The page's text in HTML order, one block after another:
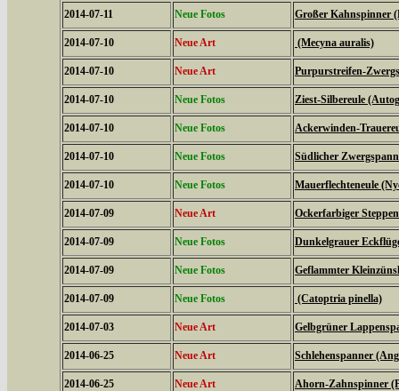
2014-07-11 Neue Fotos Großer Kahnspinner
2014-07-10 Neue Art (Mecyna auralis)
2014-07-10 Neue Art Purpurstreifen-
2014-07-10 Neue Fotos Ziest-Silbereule
2014-07-10 Neue Fotos Ackerwinden-
2014-07-10 Neue Fotos Südlicher
2014-07-10 Neue Fotos Mauerflechteneule
2014-07-09 Neue Art Ockerfarbiger
2014-07-09 Neue Fotos Dunkelgrauer
2014-07-09 Neue Fotos Geflammter
2014-07-09 Neue Fotos (Catoptria pinella)
2014-07-03 Neue Art Gelbgrüner
2014-06-25 Neue Art Schlehenspanner
2014-06-25 Neue Art Ahorn-Zahnspinner